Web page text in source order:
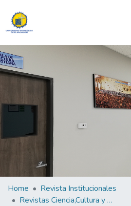
Communities & Collections
All of DSpace
Home
Revista Institucionales
Revistas Ciencia,Cultura y Sociedad